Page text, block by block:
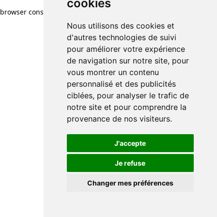
cookies
Nous utilisons des cookies et
d'autres technologies de suivi
pour améliorer votre expérience
de navigation sur notre site, pour
vous montrer un contenu
personnalisé et des publicités
ciblées, pour analyser le trafic de
notre site et pour comprendre la
provenance de nos visiteurs.
J'accepte
Je refuse
Changer mes préférences
browser console for more information)